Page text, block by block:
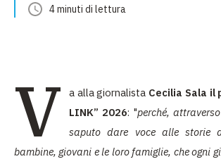
4minuti di lettura
V a alla giornalista Cecilia Sala il
LINK” 2026: "perché,
saputo dare voce alle storie
bambine, giovani e le loro famiglie, che ogni